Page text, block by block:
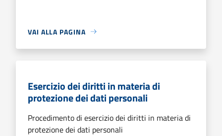
VAI ALLA PAGINA
Esercizio dei diritti in materia di
protezione dei dati personali
Procedimento di esercizio dei diritti in materia di
protezione dei dati personali